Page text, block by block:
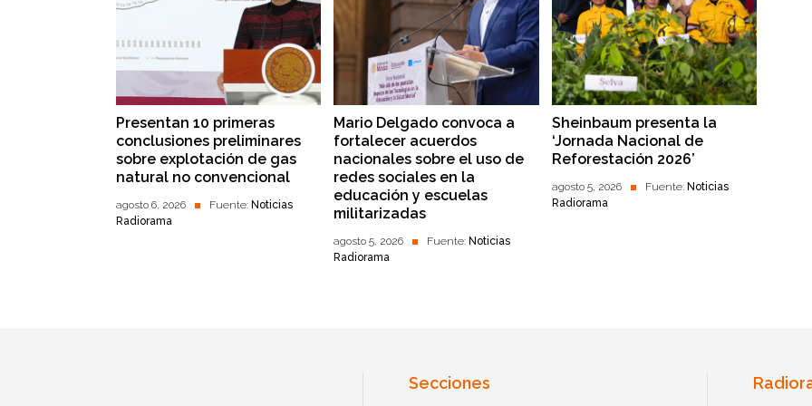
Presentan 10 primeras
conclusiones preliminares
sobre explotación de gas
natural no convencional
agosto 6, 2026 Fuente: Noticias
Radiorama
Mario Delgado convoca a
fortalecer acuerdos
nacionales sobre el uso de
redes sociales en la
educación y escuelas
militarizadas
agosto 5, 2026 Fuente:Noticias
Radiorama
Sheinbaum presenta la
‘Jornada Nacional de
Reforestación 2026’
agosto 5, 2026 Fuente: Noticias
Radiorama
Secciones